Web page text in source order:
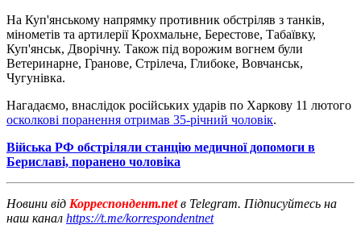
На Куп'янському напрямку противник обстріляв з танків,
мінометів та артилерії Крохмальне, Берестове, Табаївку,
Куп'янськ, Дворічну. Також під ворожим вогнем були
Ветеринарне, Гранове, Стрілеча, Глибоке, Вовчанськ,
Чугунівка.
Нагадаємо, внаслідок російських ударів по Харкову 11 лютого
осколкові поранення отримав 35-річний чоловік.
Війська РФ обстріляли станцію медичної допомоги в
Бериславі, поранено чоловіка
Новини від Корреспондент.netв Telegram. Підписуйтесь на
наш канал https://t.me/korrespondentnet